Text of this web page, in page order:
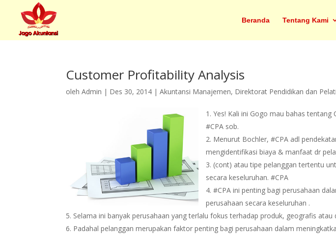
Beranda Tentang Kami
Customer Profitability Analysis
olehAdmin | Des 30, 2014 |Akuntansi Manajemen, Direktorat Pendidikan dan
Yes! Kali ini Gogo mau bahas
#CPA sob.
Menurut Bochler, #CPA adl
mengidentifikasi biaya & manfaat dr
(cont) atau tipe pelanggan tertentu
secara keseluruhan. #CPA
#CPA ini penting bagi perusahaan
perusahaan secara keseluruhan .
Selama ini banyak perusahaan yang terlalu fokus terhadap produk, geografis atau
Padahal pelanggan merupakan faktor penting bagi perusahaan dalam